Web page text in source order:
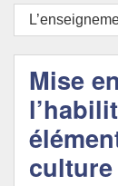
Scolarité/études
Enseignements
Examens/Concours
Politique Éducative
Mise